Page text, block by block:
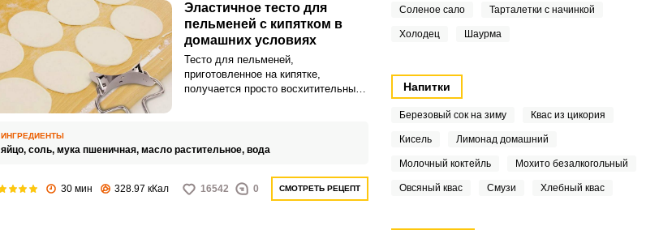
Эластичное тесто для
пельменей с кипятком в
домашних условиях
Тесто для пельменей,
приготовленное на кипятке,
получается просто восхитительным!
теста не вытекает, и оно не
нужно для идеального ужина!
ИНГРЕДИЕНТЫ
яйцо, соль, мука пшеничная, масло растительное, вода
30 мин 328.97 кКал 16542 0 СМОТРЕТЬ РЕЦЕПТ
Соленое сало Тарталетки с начинкой
Холодец Шаурма
Напитки
Березовый сок на зиму Квас из цикория
Кисель Лимонад домашний
Молочный коктейль Мохито безалкогольный
Овсяный квас Смузи Хлебный квас